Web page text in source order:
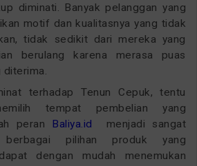
diminati. Banyak pelanggan yang
motif dan kualitasnya yang tidak
tidak sedikit dari mereka yang
berulang karena merasa puas
diterima.
terhadap Tenun Cepuk, tentu
tempat pembelian yang
peran Baliya.id menjadi sangat
berbagai pilihan produk yang
dengan mudah menemukan